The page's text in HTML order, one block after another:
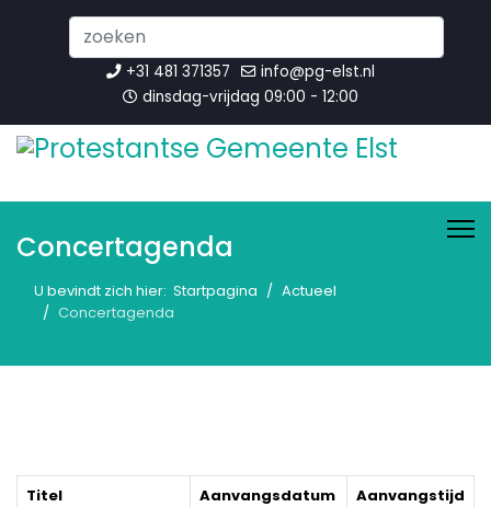
...
+31 481 371357
info@pg-elst.nl
dinsdag-vrijdag 09:00 - 12:00
Concertagenda
U bevindt zich hier: Startpagina
Actueel
Concertagenda
Titel Aanvangsdatum
Aanvangstijd